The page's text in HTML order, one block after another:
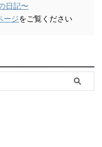
日記〜
ージをご覧ください